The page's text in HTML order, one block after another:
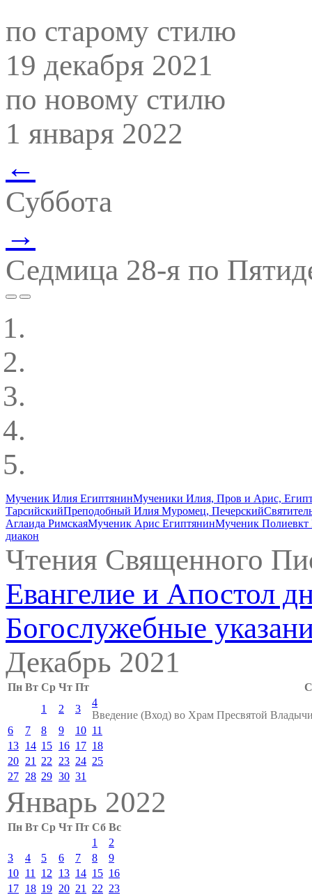
по старому стилю
19 декабря 2021
по новому стилю
1 января 2022
←
Суббота
→
Седмица 28-я по
Мученик Илия ЕгиптянинМученики Илия, Пров и Арис,
ТарсийскийПреподобный Илия Муромец, Печерский
Аглаида РимскаяМученик Арис ЕгиптянинМученик Полиевкт
диакон
Чтения Священного
Евангелие и Апостол
Богослужебные
Декабрь 2021
Пн Вт Ср Чт Пт
1
2 3
4
Введение (Вход) во Храм Пресвятой
6
7 8 9 10 11
13 14 15 16 17 18
20 21 22 23 24 25
27 28 29 30 31
Январь 2022
Пн Вт Ср Чт Пт Сб Вс
1
2
3
4 5 6 7 8
9
10 11 12 13 14 15 16
17 18 19 20 21 22 23